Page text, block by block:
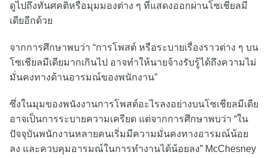
ดูไปถึงทันศคติหรือมุมมองต่าง ๆ ที่แสดงออกผ่านโซเชียลมี
เดียอีกด้วย
จากการศึกษาพบว่า “การโพสต์ หรือระบายเรื่องราวต่าง ๆ บน
โซเชียลมีเดียมากเกินไป อาจทำให้นายจ้างรับรู้ได้ถึงความไม่
มั่นคงทางด้านอารมณ์ของพนักงาน”
ซึ่งในมุมของพนังงานการโพสต์อะไรลงอย่างบนโซเชียลมีเดีย
อาจเป็นการระบายความเครียด แต่จากการศึกษาพบว่า “ใน
ปัจจุบันพนักงานหลายคนเริ่มมีความมั่นคงทางอารมณ์น้อย
ลง และควบคุมอารมณ์ในการทำงานได้น้อยลง” McChesney